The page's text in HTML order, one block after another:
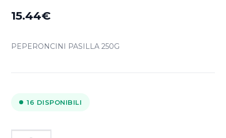
15.44€
PEPERONCINI PASILLA 250G
16 DISPONIBILI